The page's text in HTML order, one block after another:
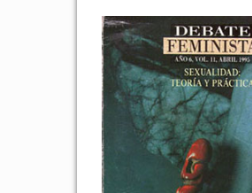
Barra
lateral
del
artículo